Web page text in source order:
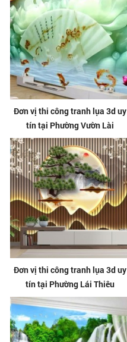
Đơn vị thi công tranh lụa 3d uy
tín tại Phường Vườn Lài
Đơn vị thi công tranh lụa 3d uy
tín tại Phường Lái Thiêu